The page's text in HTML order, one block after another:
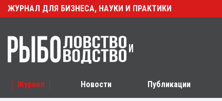
ЖУРНАЛ ДЛЯ БИЗНЕСА, НАУКИ И ПРАКТИКИ
Журнал Новости Публикации